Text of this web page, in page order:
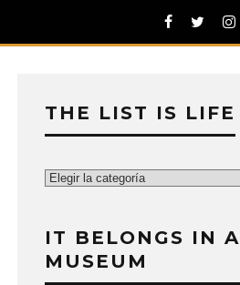
THE LIST IS LIFE
The
Life
IT BELONGS IN A
MUSEUM